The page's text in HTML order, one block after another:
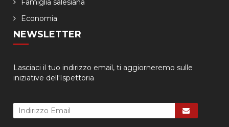
Famiglia salesiana
Economia
NEWSLETTER
Lasciaci il tuo indirizzo email, ti aggiorneremo sulle
iniziative dell'Ispettoria